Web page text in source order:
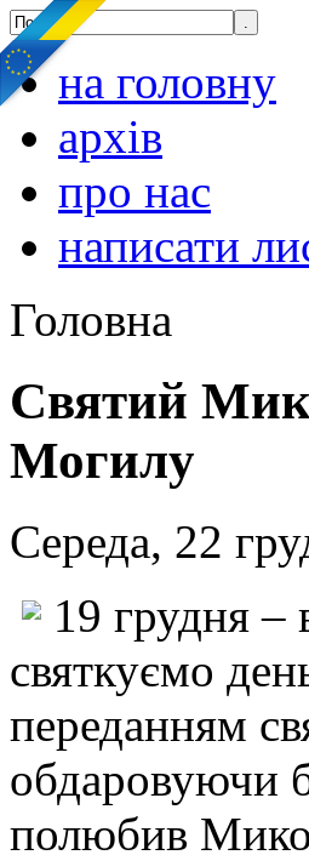
на головну
архів
про нас
написати
Головна
Святий
Могилу
Середа, 22
19 грудня –
святкуємо
переданням
обдаровуючи
полюбив